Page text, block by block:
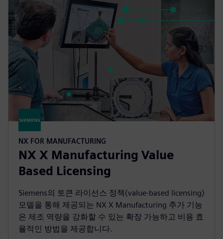
NX FOR MANUFACTURING
NX X Manufacturing Value
Based Licensing
Siemens의 토큰 라이선스 정책(value-based licensing)
모델을 통해 제공되는 NX X Manufacturing 추가 기능
은 제조 역량을 강화할 수 있는 확장 가능하고 비용 효
율적인 방법을 제공합니다.